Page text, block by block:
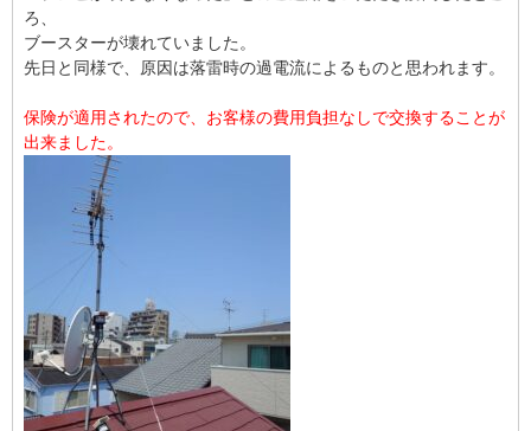
ろ、
ブースターが壊れていました。
先日と同様で、原因は落雷時の過電流によるものと思われます。
保険が適用されたので、お客様の費用負担なしで交換することが
出来ました。